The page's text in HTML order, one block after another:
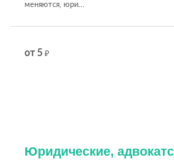
меняются, юри...
от 5 ₽
Юридические,